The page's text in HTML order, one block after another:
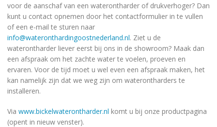
voor de aanschaf van een waterontharder of drukverhoger? Dan
kunt u contact opnemen door het contactformulier in te vullen
of een e-mail te sturen naar
info@wateronthardingoostnederland.nl. Ziet u de
waterontharder liever eerst bij ons in de showroom? Maak dan
een afspraak om het zachte water te voelen, proeven en
ervaren. Voor de tijd moet u wel even een afspraak maken, het
kan namelijk zijn dat we weg zijn om waterontharders te
installeren.
Via www.bickelwaterontharder.nl komt u bij onze productpagina
(opent in nieuw venster).